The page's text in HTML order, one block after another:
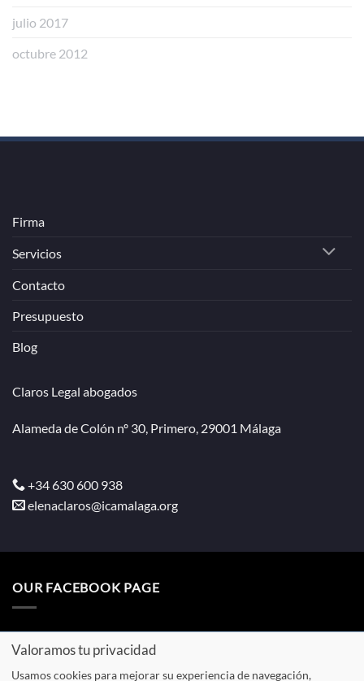
julio 2017
octubre 2012
Firma
Servicios
Contacto
Presupuesto
Blog
Claros Legal abogados
Alameda de Colón nº 30, Primero, 29001 Málaga
+34 630 600 938
elenaclaros@icamalaga.org
OUR FACEBOOK PAGE
Aviso Política de Política de Presupuesto
Valoramos tu privacidad
Usamos cookies para mejorar su experiencia de navegación,